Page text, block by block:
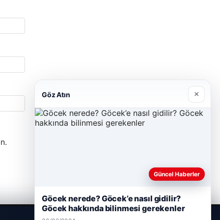
Göz Atın ×
Güncel Haberler
Göcek nerede? Göcek’e nasıl gidilir?
Göcek hakkında bilinmesi gerekenler